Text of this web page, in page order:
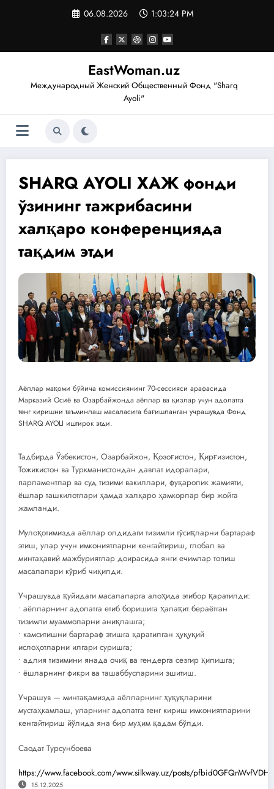
06.08.2026 1:03:25 PM
EastWoman.uz
Международный Женский Общественный Фонд "Sharq
Ayoli"
SHARQ AYOLI ХАЖ фонди
ўзининг тажрибасини
халқаро конференцияда
тақдим этди
Аёллар мақоми бўйича комиссиянинг 70-сессияси арафасида
Марказий Осиё ва Озарбайжонда аёллар ва қизлар учун адолатга
тенг киришни таъминлаш масаласига бағишланган учрашувда Фонд
SHARQ AYOLI иштирок этди.
Тадбирда Ўзбекистон, Озарбайжон, Қозоғистон, Қирғизистон,
Тожикистон ва Туркманистондан давлат идоралари,
парламентлар ва суд тизими вакиллари, фуқаролик жамияти,
ёшлар ташкилотлари ҳамда халқаро ҳамкорлар бир жойга
жамланди.
Мулоқотимизда аёллар олдидаги тизимли тўсиқларни бартараф
этиш, улар учун имкониятларни кенгайтириш, глобал ва
минтақавий мажбуриятлар доирасида янги ечимлар топиш
масалалари кўриб чиқилди.
Учрашувда қуйидаги масалаларга алоҳида этибор қаратилди:
• аёлларнинг адолатга етиб боришига ҳалақит бераётган
тизимли муаммоларни аниқлашга;
• камситишни бартараф этишга қаратилган ҳуқуқий
ислоҳотларни илгари суришга;
• адлия тизимини янада очиқ ва гендерга сезгир қилишга;
• ёшларнинг фикри ва ташаббусларини эшитиш.
Учрашув — минтақамизда аёлларнинг ҳуқуқларини
мустаҳкамлаш, уларнинг адолатга тенг кириш имкониятларини
кенгайтириш йўлида яна бир муҳим қадам бўлди.
Саодат Турсунбоева
https://www.facebook.com/www.silkway.uz/posts/
15.12.2025